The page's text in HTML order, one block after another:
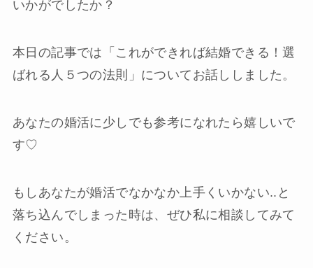
いかがでしたか？
本日の記事では「これができれば結婚できる！選
ばれる人５つの法則」についてお話ししました。
あなたの婚活に少しでも参考になれたら嬉しいで
す♡
もしあなたが婚活でなかなか上手くいかない..と
落ち込んでしまった時は、ぜひ私に相談してみて
ください。